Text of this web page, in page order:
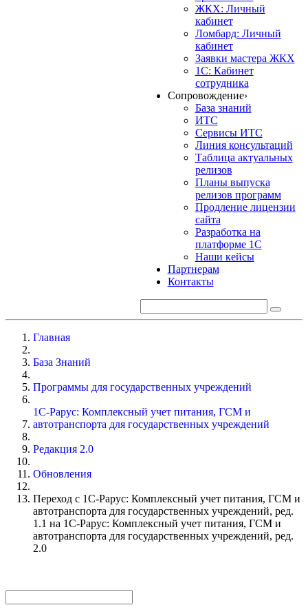
ЖКХ: Личный
кабинет
Ломбард: Личный
кабинет
Заявки мастера ЖКХ
1С: Кабинет
сотрудника
Сопровождение›
База знаний
ИТС
Сервисы ИТС
Линия консультаций
Таблица актуальных
релизов
Планы выпуска
релизов программ
Продление лицензии
сайта
Разработка на
платформе 1С
Наши кейсы
Партнерам
Контакты
Главная
База Знаний
Программы для государственных учреждений
1С-Рарус: Комплексный учет питания, ГСМ и
автотранспорта для государственных учреждений
Редакция 2.0
Обновления
Переход с 1С-Рарус: Комплексный учет питания, ГСМ и
автотранспорта для государственных учреждений, ред.
1.1 на 1С-Рарус: Комплексный учет питания, ГСМ и
автотранспорта для государственных учреждений, ред.
2.0